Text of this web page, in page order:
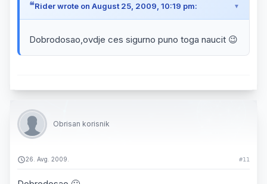
Rider wrote on August 25, 2009, 10:19 pm:
Dobrodosao,ovdje ces sigurno puno toga naucit 😉
Obrisan korisnik
26. Avg. 2009. #11